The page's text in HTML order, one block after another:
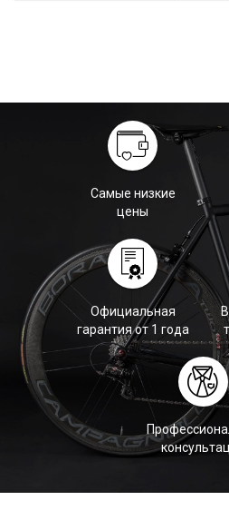
Самые низкие
цены
Официальная
гарантия от 1 года